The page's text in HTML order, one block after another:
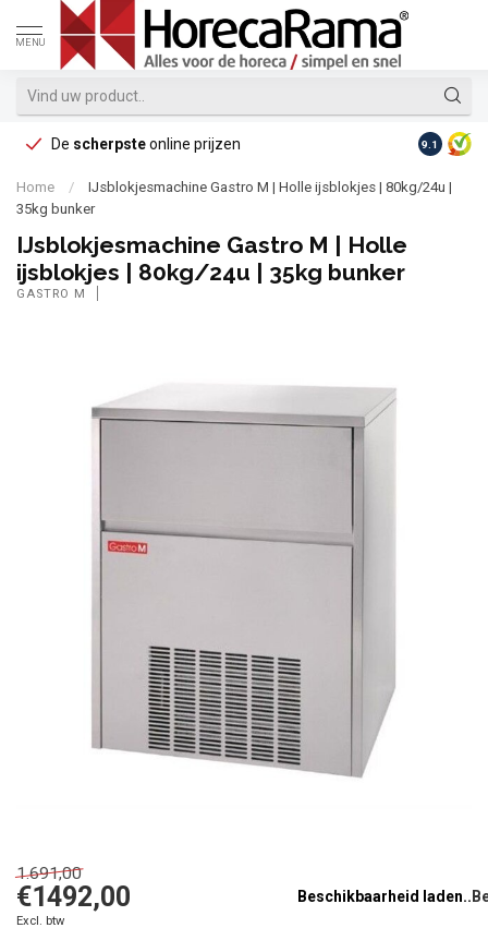
MENU
De scherpsteonline prijzen Op
9.1
Home /
IJsblokjesmachine Gastro M | Holle ijsblokjes | 80kg/24u |
35kg bunker
IJsblokjesmachine Gastro M | Holle
ijsblokjes | 80kg/24u | 35kg bunker
GASTRO M
1.691,00
€1492,00
Excl. btw
Beschikbaarheid laden..